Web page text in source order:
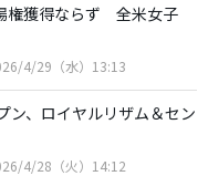
権獲得ならず 全米女子
4/29（水）13:13
ン、ロイヤルリザム＆セン
4/28（火）14:12